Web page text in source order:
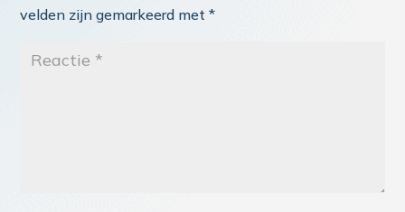
velden zijn gemarkeerd met*